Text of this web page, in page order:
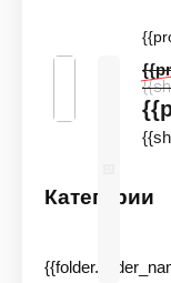
Категории
Акция